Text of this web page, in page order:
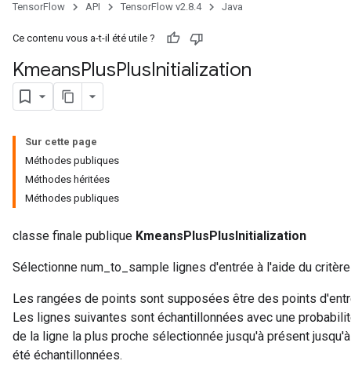
TensorFlow API TensorFlow v2.8.4 Java
Ce contenu vous a-t-il été utile ?
KmeansPlusPlusInitialization
Sur cette page
Méthodes publiques
Méthodes héritées
Méthodes publiques
classe finale publique KmeansPlusPlusInitialization
Sélectionne num_to_sample lignes d'entrée à l'aide du
Les rangées de points sont supposées être des points
Les lignes suivantes sont échantillonnées avec une
de la ligne la plus proche sélectionnée jusqu'à présent
été échantillonnées.